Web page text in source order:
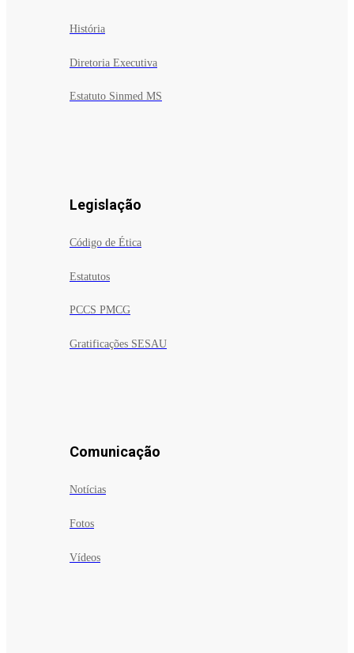
História
Diretoria Executiva
Estatuto Sinmed MS
Legislação
Código de Ética
Estatutos
PCCS PMCG
Gratificações SESAU
Comunicação
Notícias
Fotos
Vídeos